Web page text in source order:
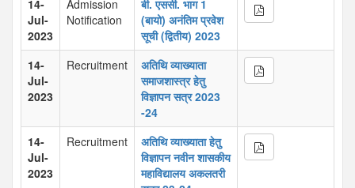
14-
Jul-
2023
Admission
Notification
बी. एससी. भाग 1
(बायो) अनंतिम प्रवेश
सूची (द्वितीय) 2023
14-
Jul-
2023
Recruitment
अतिथि व्याख्याता
समाजशास्त्र हेतु
विज्ञापन सत्र 2023
-24
14-
Jul-
2023
Recruitment
अतिथि व्याख्याता हेतु
विज्ञापन नवीन शासकीय
महाविद्यालय अकलतरी